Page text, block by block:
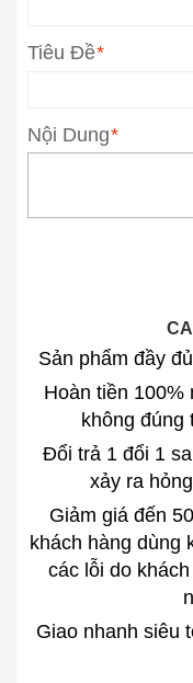
*
Tiêu Đề
*
Nội Dung
Sản phẩm đầy
Hoàn tiền 100%
không đúng
Đổi trả 1 đổi 1
xảy ra
Giảm giá đến
khách hàng dùng
các lỗi do
Giao nhanh siêu